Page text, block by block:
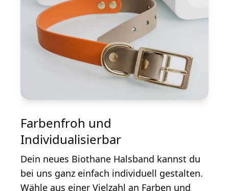
Farbenfroh und
Individualisierbar
Dein neues Biothane Halsband kannst du
bei uns ganz einfach individuell gestalten.
Wähle aus einer Vielzahl an Farben und